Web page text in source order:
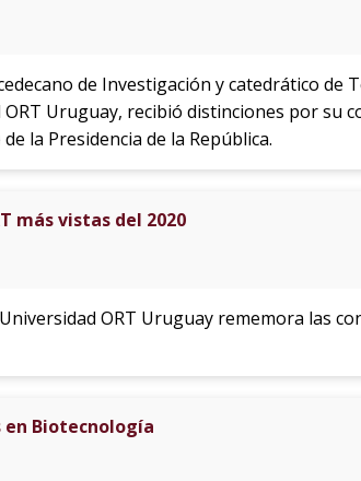
de Investigación y catedrático de
Uruguay, recibió distinciones por su
la Presidencia de la República.
más vistas del 2020
ORT Uruguay rememora las
Biotecnología